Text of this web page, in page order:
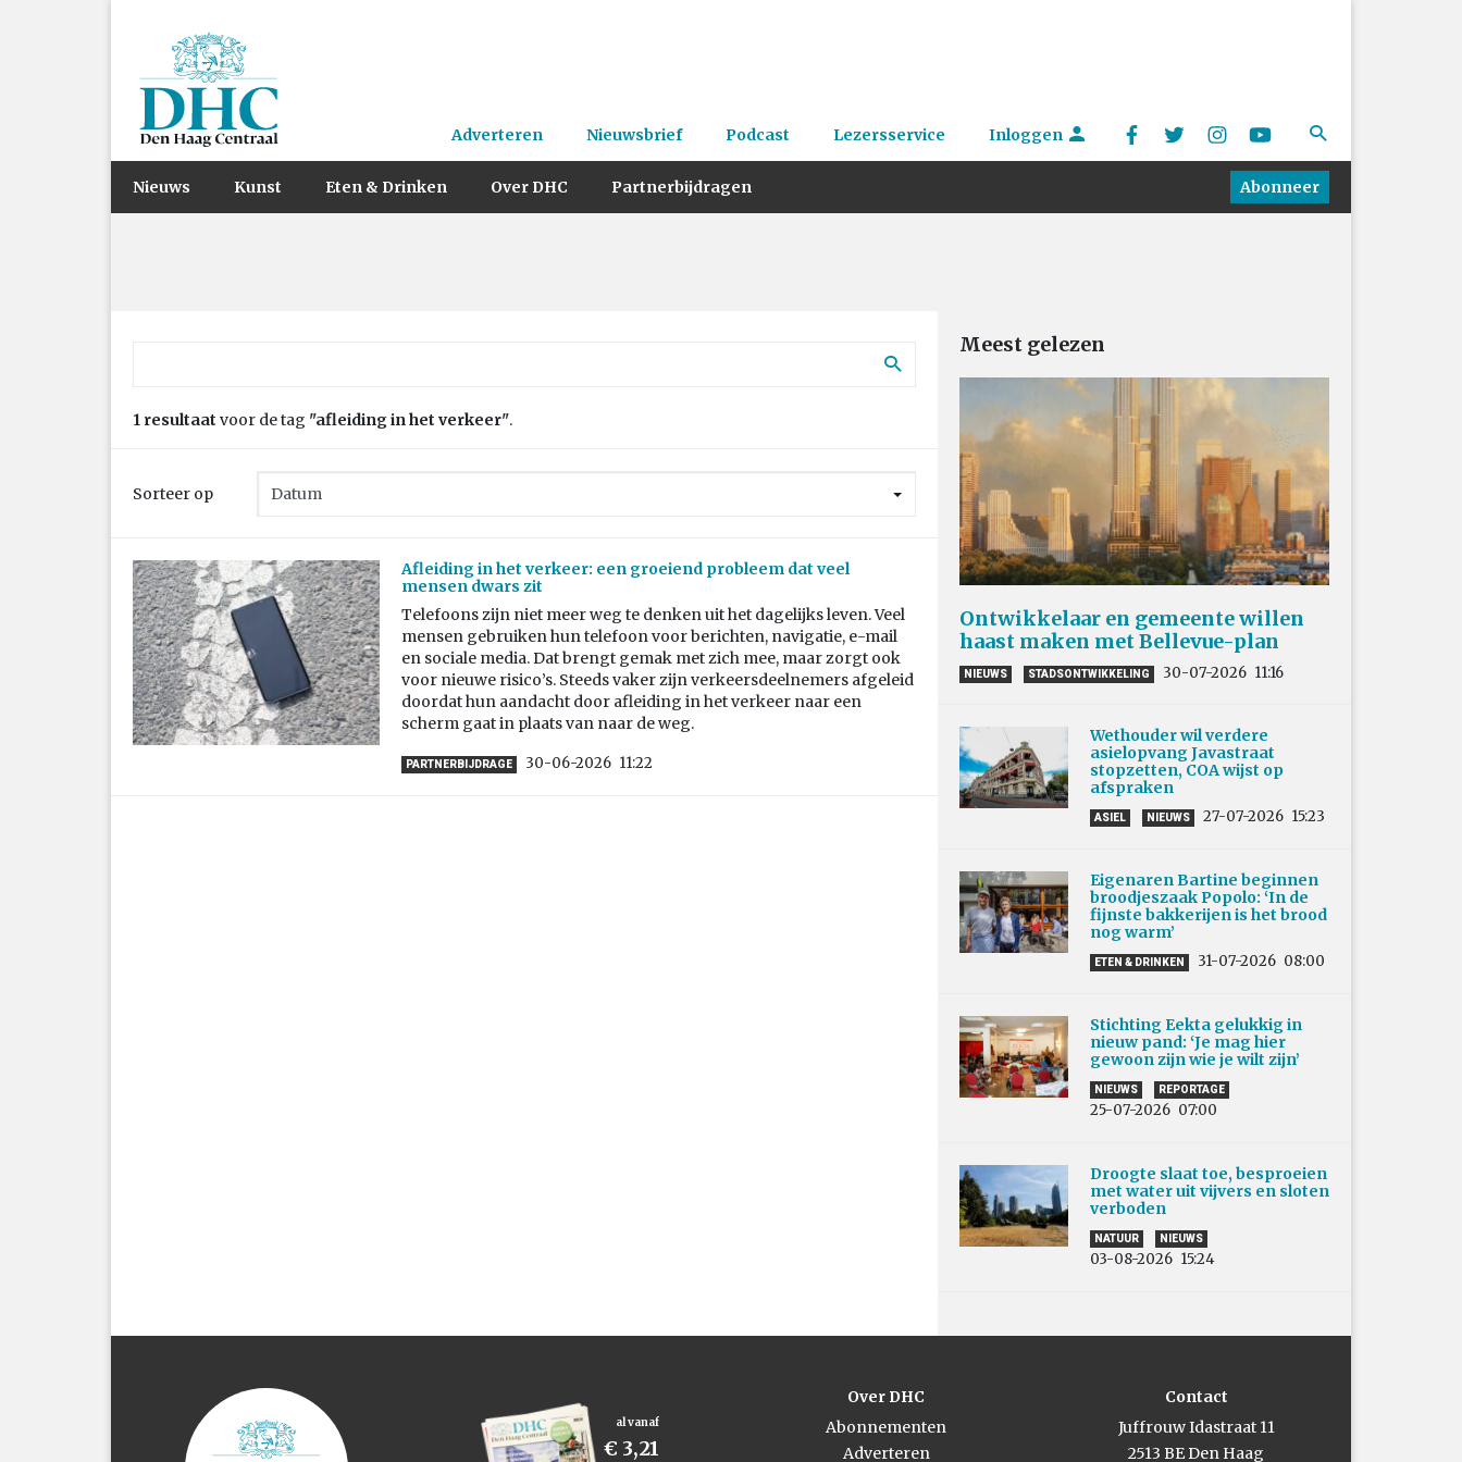
Adverteren Nieuwsbrief Podcast Lezersservice Inloggen
Nieuws Kunst Eten & Drinken Over DHC Partnerbijdragen Abonneer
1 resultaat voor de tag "afleiding in het verkeer".
Sorteer op
Afleiding in het verkeer: een groeiend probleem dat veel
mensen dwars zit
Telefoons zijn niet meer weg te denken uit het dagelijks leven. Veel
mensen gebruiken hun telefoon voor berichten, navigatie, e-mail
en sociale media. Dat brengt gemak met zich mee, maar zorgt ook
voor nieuwe risico’s. Steeds vaker zijn verkeersdeelnemers afgeleid
doordat hun aandacht door afleiding in het verkeer naar een
scherm gaat in plaats van naar de weg.
PARTNERBIJDRAGE 30-06-2026 11:22
Meest gelezen
Ontwikkelaar en gemeente willen
haast maken met Bellevue-plan
NIEUWS STADSONTWIKKELING 30-07-2026 11:16
Wethouder wil verdere
asielopvang Javastraat
stopzetten, COA wijst op
afspraken
ASIEL NIEUWS 27-07-2026 15:23
Eigenaren Bartine beginnen
broodjeszaak Popolo: ‘In de
fijnste bakkerijen is het brood
nog warm’
ETEN & DRINKEN 31-07-2026 08:00
Stichting Eekta gelukkig in
nieuw pand: ‘Je mag hier
gewoon zijn wie je wilt zijn’
NIEUWS REPORTAGE
25-07-2026 07:00
Droogte slaat toe, besproeien
met water uit vijvers en sloten
verboden
NATUUR NIEUWS
03-08-2026 15:24
al vanaf
€ 3,21
Over DHC
Abonnementen
Adverteren
Contact
Juffrouw Idastraat 11
2513 BE Den Haag